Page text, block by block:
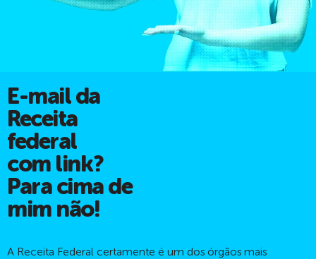
E-mail da
Receita
federal
com link?
Para cima de
mim não!
A Receita Federal certamente é um dos órgãos mais